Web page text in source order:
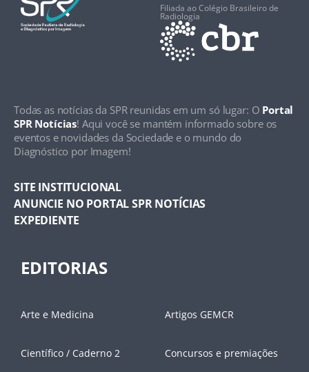
Filiada ao Colégio Brasileiro de
Radiologia
Todas as notícias da SPR reunidas em um só lugar: O Portal
SPR Notícias! Aqui você se mantém informado sobre os
eventos e novidades da Sociedade e o mundo do
Diagnóstico por Imagem!
SITE INSTITUCIONAL
ANUNCIE NO PORTAL SPR NOTÍCIAS
EXPEDIENTE
EDITORIAS
Arte e Medicina Artigos GEMCR
Científico / Caderno 2 Concursos e premiações